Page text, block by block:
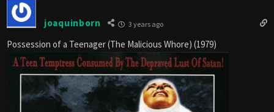
joaquinborn 3 years ago
Possession of a Teenager (The Malicious Whore) (1979)